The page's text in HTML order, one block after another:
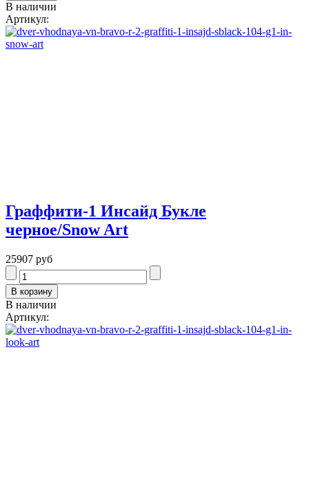
В наличии
Артикул:
Граффити-1 Инсайд Букле
черное/Snow Art
25907 руб
В наличии
Артикул: